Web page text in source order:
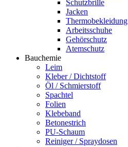
Schutzbrille
Jacken
Thermobekleidung
Arbeitsschuhe
Gehörschutz
Atemschutz
Bauchemie
Leim
Kleber / Dichtstoff
Öl / Schmierstoff
Spachtel
Folien
Klebeband
Betonestrich
PU-Schaum
Reiniger / Spraydosen